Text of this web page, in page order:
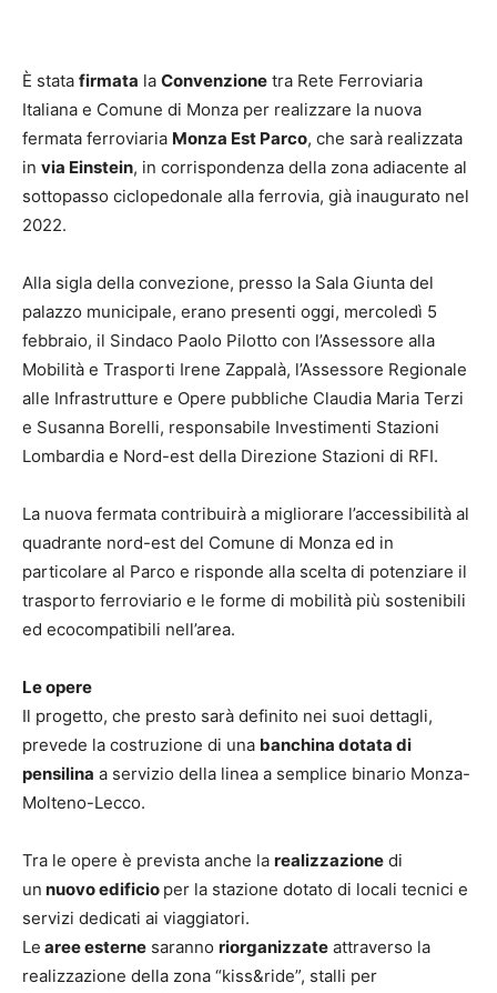
È stata firmata la Convenzione tra Rete Ferroviaria
Italiana e Comune di Monza per realizzare la nuova
fermata ferroviaria Monza Est Parco, che sarà realizzata
in via Einstein, in corrispondenza della zona adiacente al
sottopasso ciclopedonale alla ferrovia, già inaugurato nel
2022.
Alla sigla della convezione, presso la Sala Giunta del
palazzo municipale, erano presenti oggi, mercoledì 5
febbraio, il Sindaco Paolo Pilotto con l’Assessore alla
Mobilità e Trasporti Irene Zappalà, l’Assessore Regionale
alle Infrastrutture e Opere pubbliche Claudia Maria Terzi
e Susanna Borelli, responsabile Investimenti Stazioni
Lombardia e Nord-est della Direzione Stazioni di RFI.
La nuova fermata contribuirà a migliorare l’accessibilità al
quadrante nord-est del Comune di Monza ed in
particolare al Parco e risponde alla scelta di potenziare il
trasporto ferroviario e le forme di mobilità più sostenibili
ed ecocompatibili nell’area.
Le opere
Il progetto, che presto sarà definito nei suoi dettagli,
prevede la costruzione di una banchina dotata di
pensilina a servizio della linea a semplice binario Monza-
Molteno-Lecco.
Tra le opere è prevista anche la realizzazione di
un nuovo edificio per la stazione dotato di locali tecnici e
servizi dedicati ai viaggiatori.
Le aree esterne saranno riorganizzate attraverso la
realizzazione della zona “kiss&ride”, stalli per